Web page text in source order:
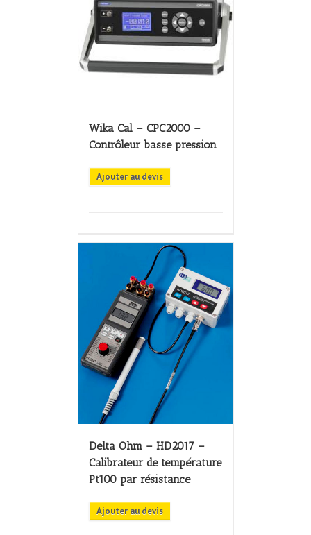
Wika Cal – CPC2000 –
Contrôleur basse pression
Ajouter au devis
Delta Ohm – HD2017 –
Calibrateur de température
Pt100 par résistance
Ajouter au devis